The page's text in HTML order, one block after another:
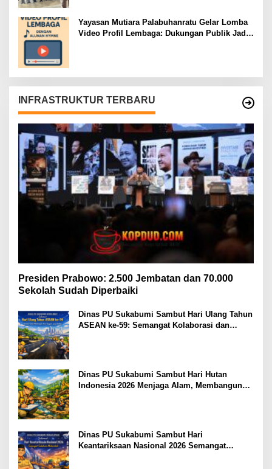
Yayasan Mutiara Palabuhanratu Gelar Lomba
Video Profil Lembaga: Dukungan Publik Jadi
INFRASTRUKTUR TERBARU
Presiden Prabowo: 2.500 Jembatan dan 70.000
Sekolah Sudah Diperbaiki
Dinas PU Sukabumi Sambut Hari Ulang Tahun
ASEAN ke-59: Semangat Kolaborasi dan
Dinas PU Sukabumi Sambut Hari Hutan
Indonesia 2026 Menjaga Alam, Membangun
Dinas PU Sukabumi Sambut Hari
Keantariksaan Nasional 2026 Semangat